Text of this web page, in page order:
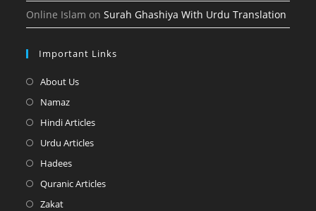
Online Islam onSurah Ghashiya With Urdu Translation
Important Links
About UsOpens
tab
NamazOpens
in
tab
Hindi ArticlesOpens
tab
Urdu ArticlesOpens
HadeesOpens
in
Quranic ArticlesOpens
ZakatOpens